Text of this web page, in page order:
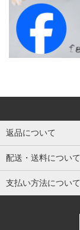
返品について
配送・送料について
支払い方法について